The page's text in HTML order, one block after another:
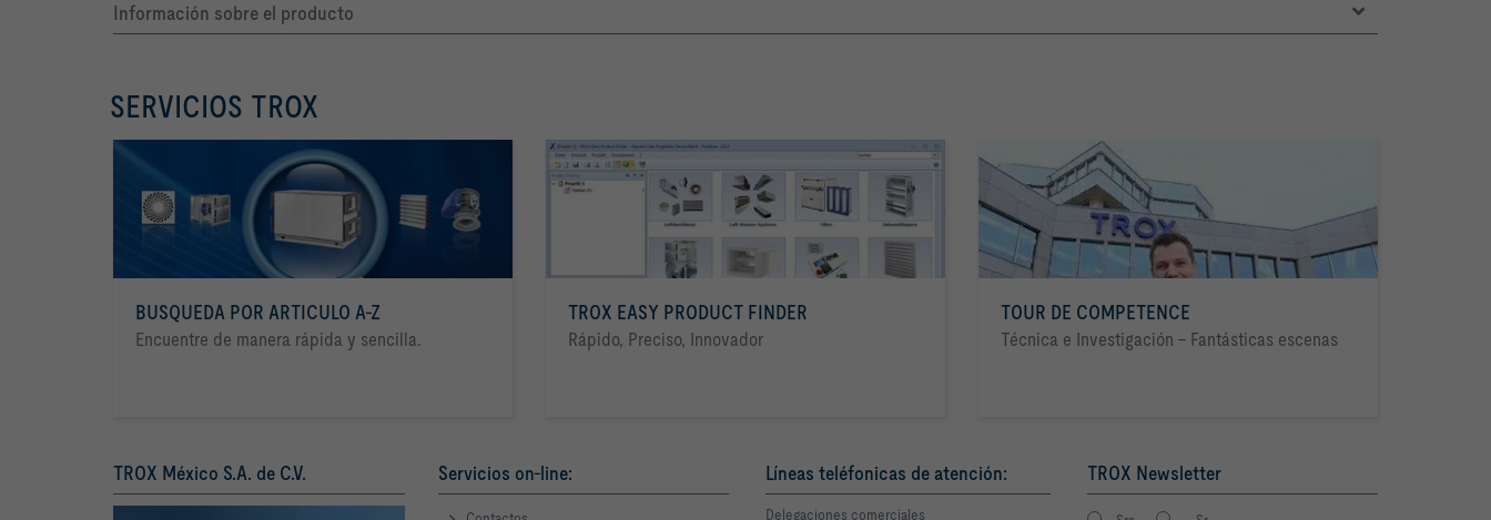
Información sobre el producto
SERVICIOS TROX
BUSQUEDA POR ARTICULO A-Z
Encuentre de manera rápida y sencilla.
TROX EASY PRODUCT FINDER
Rápido, Preciso, Innovador
TOUR DE COMPETENCE
Técnica e Investigación - Fantásticas escenas
TROX México S.A. de C.V. Servicios on-line: Líneas teléfonicas de atención:
Delegaciones comerciales
TROX Newsletter